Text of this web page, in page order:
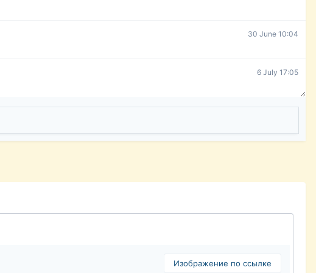
30 June 10:04
6 July 17:05
Изображение по ссылке